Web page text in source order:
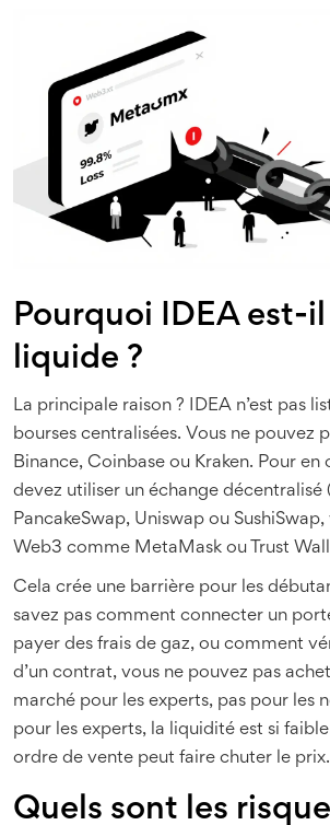
Pourquoi IDEA est-il
liquide ?
La principale raison ? IDEA n’est pas
bourses centralisées. Vous ne pouvez
Binance, Coinbase ou Kraken. Pour en
devez utiliser un échange décentralisé
PancakeSwap, Uniswap ou
Web3 comme MetaMask ou Trust
Cela crée une barrière pour les
savez pas comment connecter un
payer des frais de gaz, ou comment
d’un contrat, vous ne pouvez pas
marché pour les experts, pas pour les
pour les experts, la liquidité est si faible
ordre de vente peut faire chuter le prix.
Quels sont les